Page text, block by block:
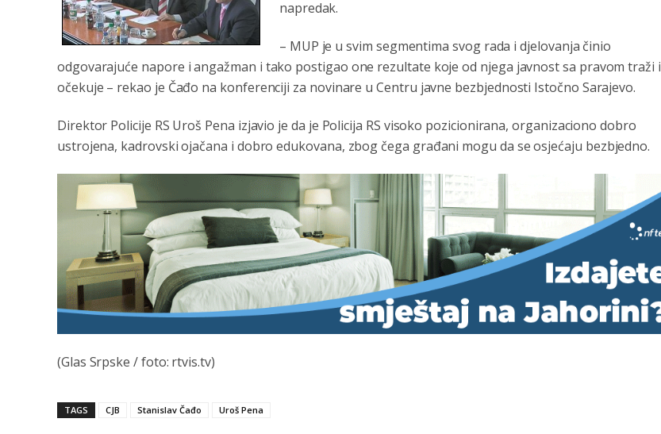
napredak.
– MUP je u svim segmentima svog rada i djelovanja činio
odgovarajuće napore i angažman i tako postigao one rezultate koje od njega javnost sa pravom traži i
očekuje – rekao je Čađo na konferenciji za novinare u Centru javne bezbjednosti Istočno Sarajevo.
Direktor Policije RS Uroš Pena izjavio je da je Policija RS visoko pozicionirana, organizaciono dobro
ustrojena, kadrovski ojačana i dobro edukovana, zbog čega građani mogu da se osjećaju bezbjedno.
(Glas Srpske / foto: rtvis.tv)
TAGS CJB Stanislav Čađo Uroš Pena